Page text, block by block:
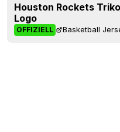
Houston Rockets
Logo
OFFIZIELL Basketball